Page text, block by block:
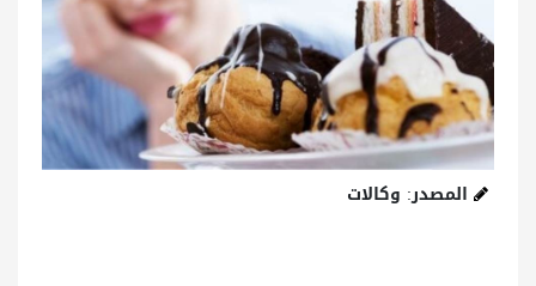
المصدر: وكالات